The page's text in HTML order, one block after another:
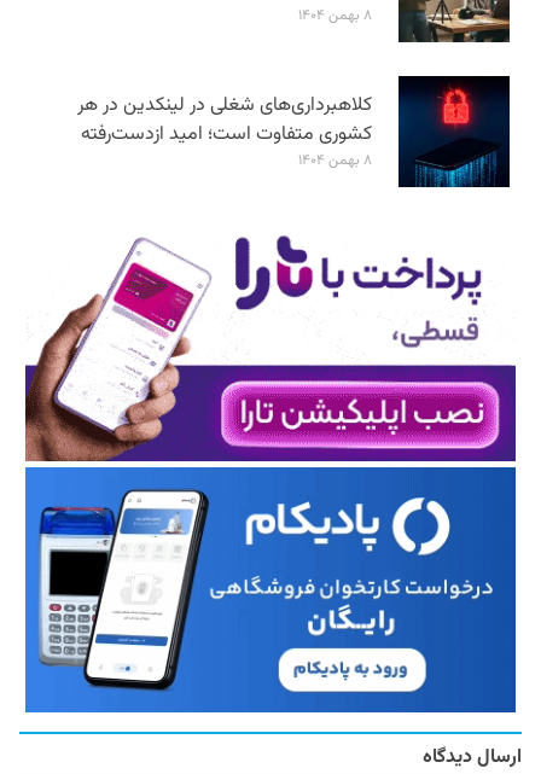
۸ بهمن ۱۴۰۴
کلاهبرداری‌های شغلی در لینکدین در هر
کشوری متفاوت است؛ امید ازدست‌رفته
۸ بهمن ۱۴۰۴
ارسال دیدگاه